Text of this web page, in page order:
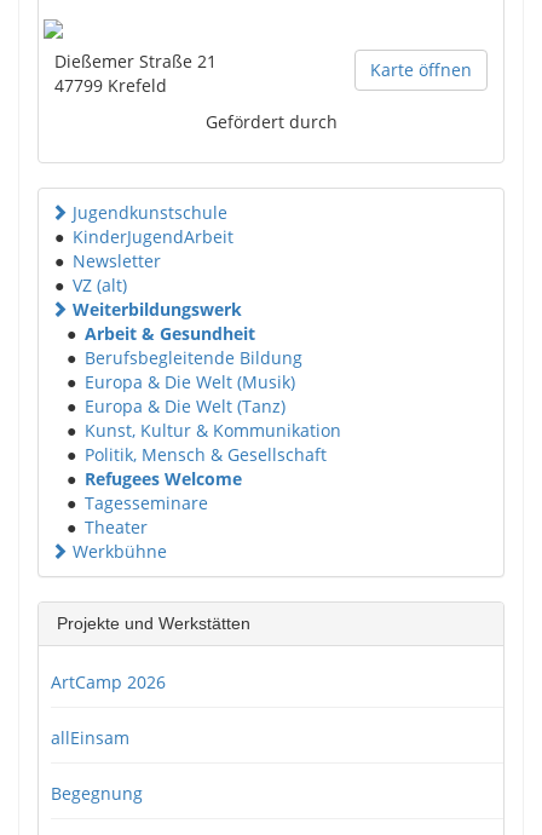
Karte öffnen
Dießemer Straße 21
47799 Krefeld
Gefördert durch
Jugendkunstschule
● KinderJugendArbeit
● Newsletter
● VZ (alt)
Weiterbildungswerk
● Arbeit & Gesundheit
● Berufsbegleitende Bildung
● Europa & Die Welt (Musik)
● Europa & Die Welt (Tanz)
● Kunst, Kultur & Kommunikation
● Politik, Mensch & Gesellschaft
● Refugees Welcome
● Tagesseminare
● Theater
Werkbühne
Projekte und Werkstätten
ArtCamp 2026
allEinsam
Begegnung